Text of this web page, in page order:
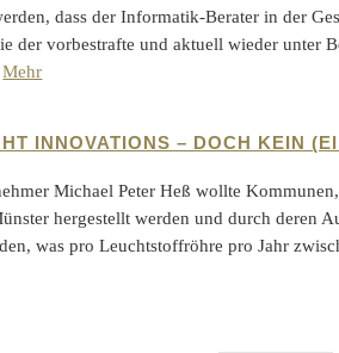
dass der Informatik-Berater in der
der vorbestrafte und aktuell wieder unter
Mehr
INNOVATIONS – DOCH KEIN
Michael Peter Heß wollte
hergestellt werden und durch deren
was pro Leuchtstoffröhre pro Jahr